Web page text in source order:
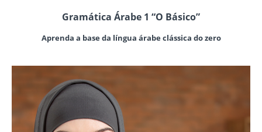
Gramática Árabe 1 “O Básico”
Aprenda a base da língua árabe clássica do zero